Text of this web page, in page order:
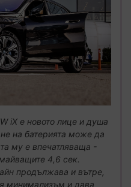
iX е новото лице и душа
на батерията може да
му е впечатляваща -
4,6 сек.
продължава и вътре,
минимализъм и дава